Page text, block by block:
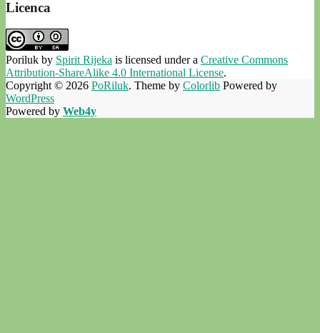
Licenca
Poriluk by Spirit Rijeka is licensed under a Creative Commons
Attribution-ShareAlike 4.0 International License.
Copyright © 2026 PoRiluk. Theme by Colorlib Powered by
WordPress
Powered by Web4y